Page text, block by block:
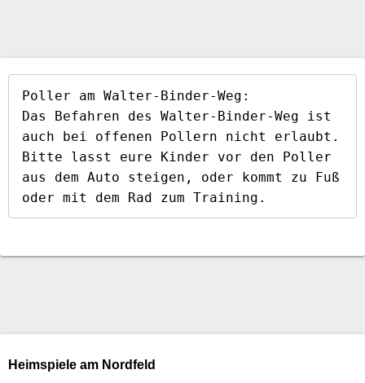
Poller am Walter-Binder-Weg:
Das Befahren des Walter-Binder-Weg ist
auch bei offenen Pollern nicht erlaubt.
Bitte lasst eure Kinder vor den Poller
aus dem Auto steigen, oder kommt zu Fuß
oder mit dem Rad zum Training.
Heimspiele am Nordfeld